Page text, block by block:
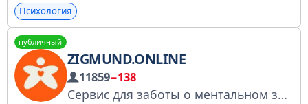
Психология
публичный
ZIGMUND.ONLINE
11859−138
Сервис для заботы о ментальном здоровье. Помогаем быть счастливее в неидеальном мире